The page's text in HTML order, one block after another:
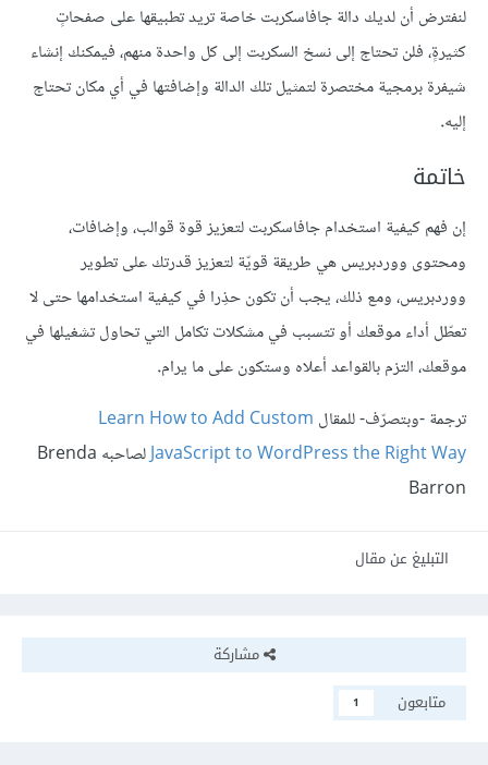
لنفترض أن لديك دالة جافاسكربت خاصة تريد تطبيقها على صفحاتٍ
كثيرةٍ، فلن تحتاج إلى نسخ السكربت إلى كل واحدة منهم، فيمكنك إنشاء
شيفرة برمجية مختصرة لتمثيل تلك الدالة وإضافتها في أي مكان تحتاج
إليه.
خاتمة
إن فهم كيفية استخدام جافاسكربت لتعزيز قوة قوالب، وإضافات،
ومحتوى ووردبريس هي طريقة قويّة لتعزيز قدرتك على تطوير
ووردبريس، ومع ذلك، يجب أن تكون حذِرا في كيفية استخدامها حتى لا
تعطّل أداء موقعك أو تتسبب في مشكلات تكامل التي تحاول تشغيلها في
موقعك، التزم بالقواعد أعلاه وستكون على ما يرام.
ترجمة -وبتصرّف- للمقال Learn How to Add Custom
JavaScript to WordPress the Right Way
لصاحبه Brenda
Barron
التبليغ عن مقال
مشاركة
متابعون
1